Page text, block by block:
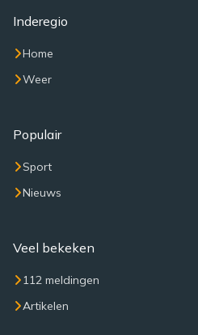
Inderegio
Home
Weer
Populair
Sport
Nieuws
Veel bekeken
112 meldingen
Artikelen